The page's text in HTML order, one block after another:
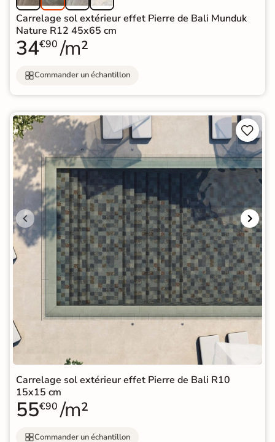
Carrelage sol extérieur effet Pierre de Bali Munduk
Nature R12 45x65 cm
34€90 /m²
Commander un échantillon


Carrelage sol extérieur effet Pierre de Bali R10
15x15 cm
55€90 /m²
Commander un échantillon